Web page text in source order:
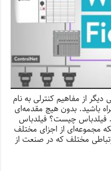
از مفاهیم کنترلی به نام
باشید. بدون هیچ مقدمه‌ای
فیلدباس چیست؟ فیلدباس
مجموعه‌ای از اجزای مختلف
مختلف که در صنعت از